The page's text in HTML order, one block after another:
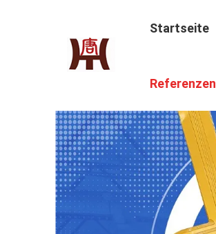
Startseite
Referenzen